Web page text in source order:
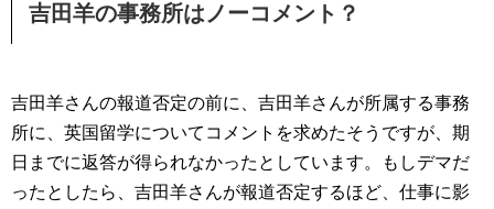
吉田羊の事務所はノーコメント？
吉田羊さんの報道否定の前に、吉田羊さんが所属する事務
所に、英国留学についてコメントを求めたそうですが、期
日までに返答が得られなかったとしています。もしデマだ
ったとしたら、吉田羊さんが報道否定するほど、仕事に影